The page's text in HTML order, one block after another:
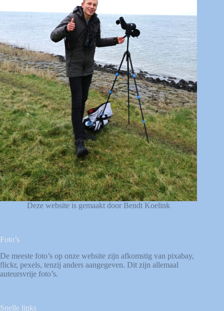
Deze website is gemaakt door Bendt Koelink
Foto’s
De meeste foto’s op onze website zijn afkomstig van pixabay,
flickr, pexels, tenzij anders aangegeven. Dit zijn allemaal
auteursvrije foto’s.
Snelle links